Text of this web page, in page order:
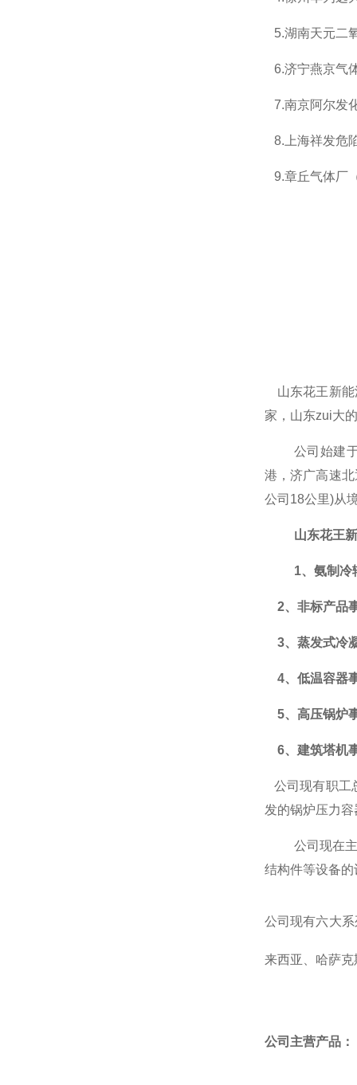
5.湖南天元二
6.济宁燕京气
7.南京阿尔发
8. 上海祥发危
9.章丘气体厂
山东花王新
家，山东zui大
公司 始建
港，济广高速
公司18公里)从
山东花王
1、氨制冷
2、非标产品
3、蒸发式冷
4、低温容器
5、高压锅炉
6、 建筑塔机
公司现有职工
发的锅炉压力容
公司现在
结构件等设备
公司现有六大
来西亚 哈萨克
公司主营产品：